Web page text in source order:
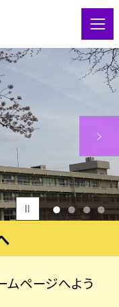
1 2 3 4
ページへよう